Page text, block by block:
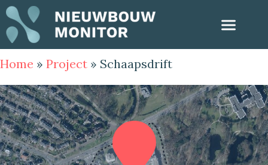
Home » Project » Schaapsdrift